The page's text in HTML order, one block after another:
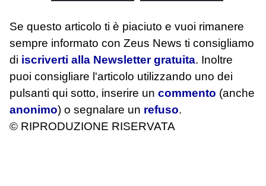
Se questo articolo ti è piaciuto e vuoi rimanere
sempre informato con Zeus News ti consigliamo
di iscriverti alla Newsletter gratuita. Inoltre
puoi consigliare l'articolo utilizzando uno dei
pulsanti qui sotto, inserire un commento (anche
anonimo) o segnalare un refuso.
© RIPRODUZIONE RISERVATA